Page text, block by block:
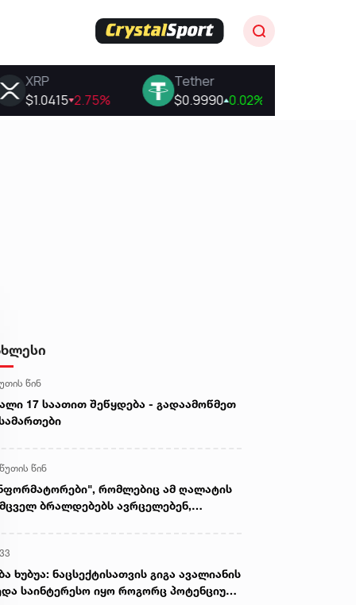
წინ
17 საათით შეწყდება - გადაამოწმეთ
წინ
რომლებიც ამ ღალატის
ბრალდებებს ავრცელებენ,
მარაგი აქვს
ხუბუა: ნაცსექტისათვის გიგა ავალიანის
საინტერესო იყო როგორც პოტენციური